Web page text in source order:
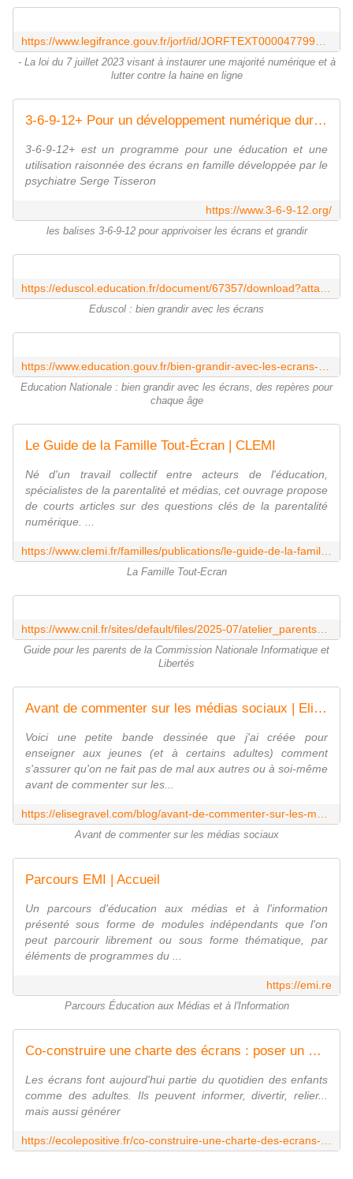
- La loi du 7 juillet 2023 visant à instaurer une majorité numérique et à
lutter contre la haine en ligne
3-6-9-12+ Pour un développement numérique durable
3-6-9-12+ est un programme pour une éducation et une
utilisation raisonnée des écrans en famille développée par le
psychiatre Serge Tisseron
https://www.3-6-9-12.org/
les balises 3-6-9-12 pour apprivoiser les écrans et grandir
Eduscol : bien grandir avec les écrans
Education Nationale : bien grandir avec les écrans, des repères pour
chaque âge
Le Guide de la Famille Tout-Écran | CLEMI
Né d'un travail collectif entre acteurs de l'éducation,
spécialistes de la parentalité et médias, cet ouvrage propose
de courts articles sur des questions clés de la parentalité
numérique. ...
La Famille Tout-Ecran
Guide pour les parents de la Commission Nationale Informatique et
Libertés
Avant de commenter sur les médias sociaux | Elise Gravel
Voici une petite bande dessinée que j'ai créée pour
enseigner aux jeunes (et à certains adultes) comment
s'assurer qu'on ne fait pas de mal aux autres ou à soi-même
avant de commenter sur les...
Avant de commenter sur les médias sociaux
Parcours EMI | Accueil
Un parcours d'éducation aux médias et à l'information
présenté sous forme de modules indépendants que l'on
peut parcourir librement ou sous forme thématique, par
éléments de programmes du ...
https://emi.re
Parcours Éducation aux Médias et à l'Information
Co-construire une charte des écrans : poser un cadre sécurisant, ensemble - Ecole Positive
Les écrans font aujourd'hui partie du quotidien des enfants
comme des adultes. Ils peuvent informer, divertir, relier...
mais aussi générer